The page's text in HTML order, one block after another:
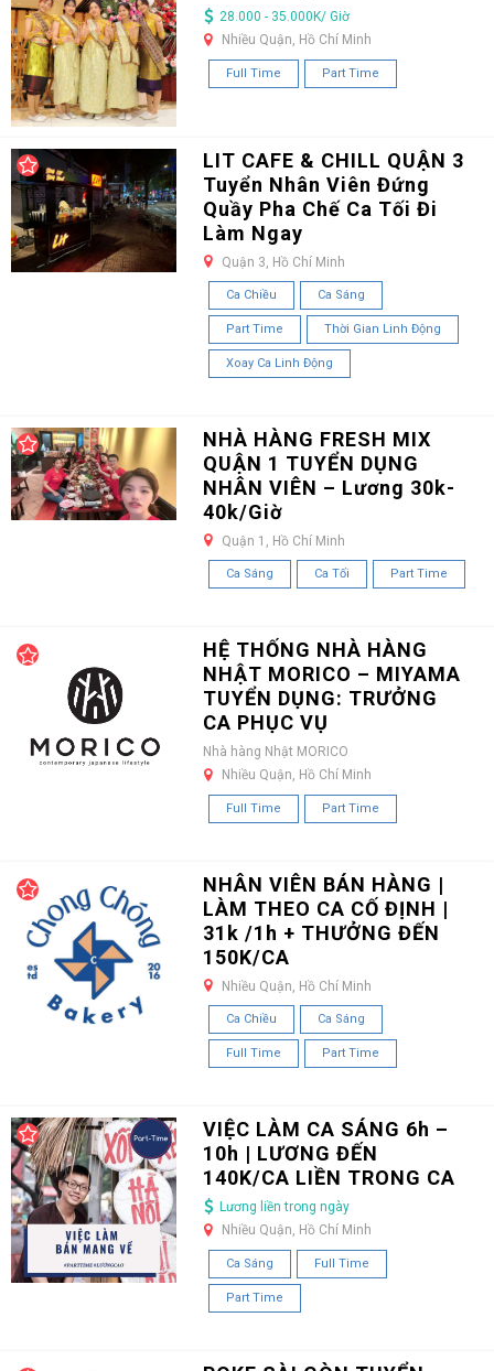
28.000 - 35.000K/ Giờ
Nhiều Quận, Hồ Chí Minh
Full Time Part Time
LIT CAFE & CHILL QUẬN 3
Tuyển Nhân Viên Đứng
Quầy Pha Chế Ca Tối Đi
Làm Ngay
Quận 3, Hồ Chí Minh
Ca Chiều Ca Sáng
Part Time Thời Gian Linh Động
Xoay Ca Linh Động
NHÀ HÀNG FRESH MIX
QUẬN 1 TUYỂN DỤNG
NHÂN VIÊN – Lương 30k-
40k/Giờ
Quận 1, Hồ Chí Minh
Ca Sáng Ca Tối Part Time
HỆ THỐNG NHÀ HÀNG
NHẬT MORICO – MIYAMA
TUYỂN DỤNG: TRƯỞNG
CA PHỤC VỤ
Nhà hàng Nhật MORICO
Nhiều Quận, Hồ Chí Minh
Full Time Part Time
NHÂN VIÊN BÁN HÀNG |
LÀM THEO CA CỐ ĐỊNH |
31k /1h + THƯỞNG ĐẾN
150K/CA
Nhiều Quận, Hồ Chí Minh
Ca Chiều Ca Sáng
Full Time Part Time
VIỆC LÀM CA SÁNG 6h –
10h | LƯƠNG ĐẾN
140K/CA LIỀN TRONG CA
Lương liền trong ngày
Nhiều Quận, Hồ Chí Minh
Ca Sáng Full Time
Part Time